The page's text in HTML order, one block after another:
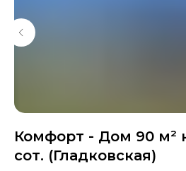
Комфорт - Дом 90 м²
сот. (Гладковская)